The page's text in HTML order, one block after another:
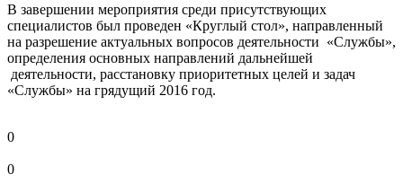
В завершении мероприятия среди присутствующих
специалистов был проведен «Круглый стол», направленный
на разрешение актуальных вопросов деятельности «Службы»,
определения основных направлений дальнейшей
деятельности, расстановку приоритетных целей и задач
«Службы» на грядущий 2016 год.
0
0